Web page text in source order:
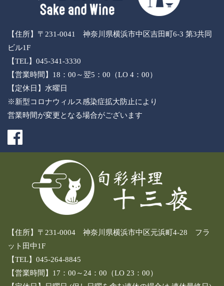
【住所】〒231-0041 神奈川県横浜市中区吉田町6-3 第3共同
ビル1F
【TEL】045-341-3330
【営業時間】18：00～翌5：00（LO 4：00）
【定休日】水曜日
※新型コロナウィルス感染症拡大防止により
営業時間が変更となる場合がございます
【住所】〒231-0004 神奈川県横浜市中区元浜町4-28 フラ
ット田中1F
【TEL】045-264-8845
【営業時間】17：00～24：00（LO 23：00）